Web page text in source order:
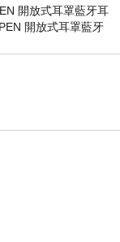
開放式耳罩藍牙耳
開放式耳罩藍牙
喜愛美型工